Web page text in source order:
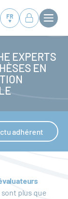
FR
EXPERTS
EN
adhérent
plus que